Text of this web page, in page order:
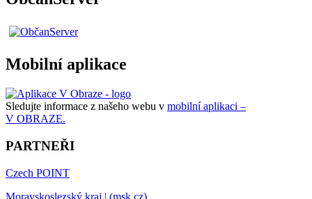
Mobilní aplikace
Sledujte informace z našeho webu v mobilní aplikaci –
V OBRAZE.
PARTNEŘI
Czech POINT
Moravskoslezský kraj | (msk.cz)